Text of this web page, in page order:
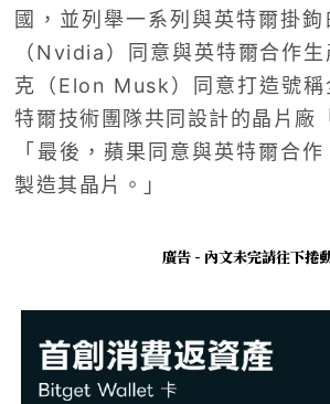
國，並列舉一系列與英特爾掛
（Nvidia）同意與英特爾合作
克（Elon Musk）同意打造號稱
特爾技術團隊共同設計的晶片廠
「最後，蘋果同意與英特爾合
製造其晶片。」
廣告 - 內文未完請往下捲